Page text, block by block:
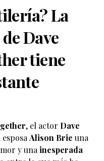
La
Dave
tiene
, el actor Dave
Alison Brie una
y una inesperada